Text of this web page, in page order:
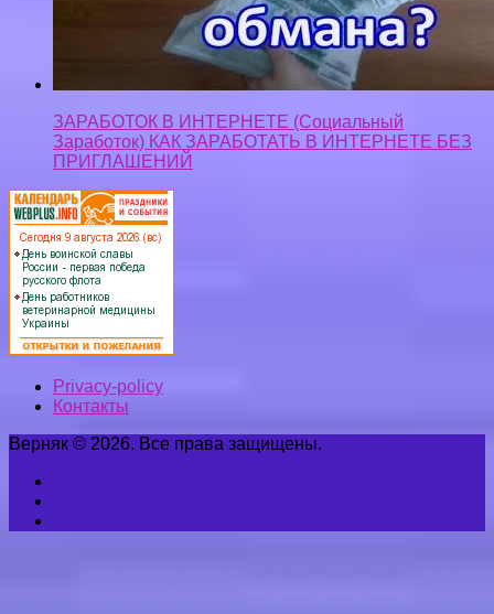
ЗАРАБОТОК В ИНТЕРНЕТЕ (Социальный
Заработок) КАК ЗАРАБОТАТЬ В ИНТЕРНЕТЕ БЕЗ
ПРИГЛАШЕНИЙ
Privacy-policy
Контакты
Верняк © 2026. Все права защищены.